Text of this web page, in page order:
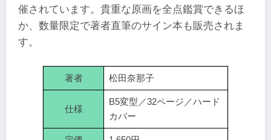
催されています。貴重な原画を全点鑑賞できるほ
か、数量限定で著者直筆のサイン本も販売されま
す。
著者 松田奈那子
仕様
B5変型／32ページ／ハード
カバー